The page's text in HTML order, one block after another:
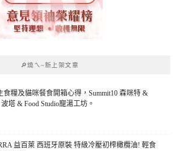
🔎燒ㄟ~新上架文章
食糧及貓咪餐食開箱心得，Summit10 森咪特 &
波塔 & Food Studio寵湯工坊。
益百萊 西班牙原裝 特級冷壓初榨橄欖油! 輕食